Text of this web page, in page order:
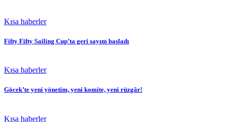
Kısa haberler
Fifty Fifty Sailing Cup’ta geri sayım başladı
Kısa haberler
Göcek’te yeni yönetim, yeni komite, yeni rüzgâr!
Kısa haberler